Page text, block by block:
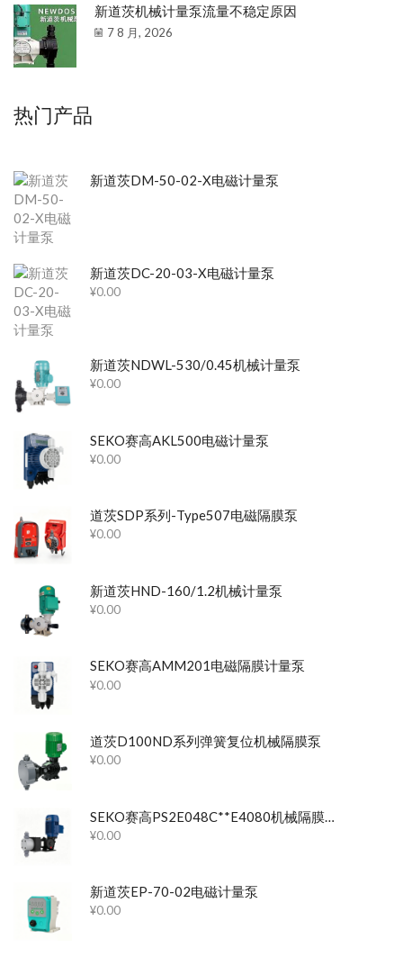
新道茨机械计量泵流量不稳定原因
7 8 月, 2026
热门产品
新道茨DM-50-02-X电磁计量泵
新道茨DC-20-03-X电磁计量泵
¥0.00
新道茨NDWL-530/0.45机械计量泵
¥0.00
SEKO赛高AKL500电磁计量泵
¥0.00
道茨SDP系列-Type507电磁隔膜泵
¥0.00
新道茨HND-160/1.2机械计量泵
¥0.00
SEKO赛高AMM201电磁隔膜计量泵
¥0.00
道茨D100ND系列弹簧复位机械隔膜泵
¥0.00
¥0.00
新道茨EP-70-02电磁计量泵
¥0.00